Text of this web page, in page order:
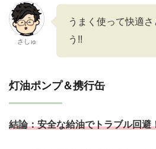
さしゅ
うまく使って快適
う!!
灯油ポンプ＆携行缶
結論：安全な給油でトラブル回避